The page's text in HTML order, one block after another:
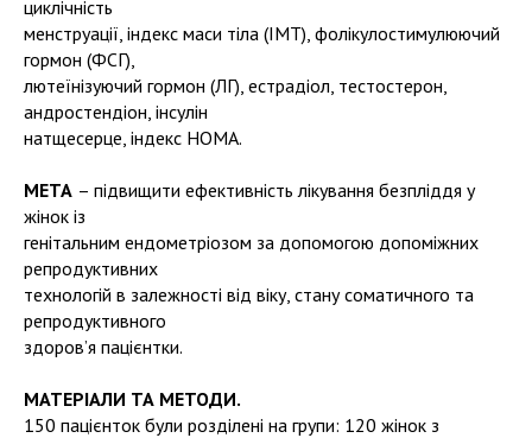
циклічність
менструації, індекс маси тіла (ІМТ), фолікулостимулюючий
гормон (ФСГ),
лютеїнізуючий гормон (ЛГ), естрадіол, тестостерон,
андростендіон, інсулін
натщесерце, індекс HOMA.
МЕТА – підвищити ефективність лікування безпліддя у
жінок із
генітальним ендометріозом за допомогою допоміжних
репродуктивних
технологій в залежності від віку, стану соматичного та
репродуктивного
здоров’я пацієнтки.
МАТЕРІАЛИ ТА МЕТОДИ.
150 пацієнток були розділені на групи: 120 жінок з